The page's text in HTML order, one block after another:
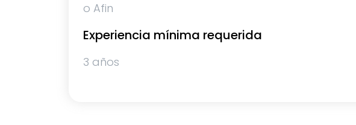
o Afin
Experiencia mínima requerida
3 años